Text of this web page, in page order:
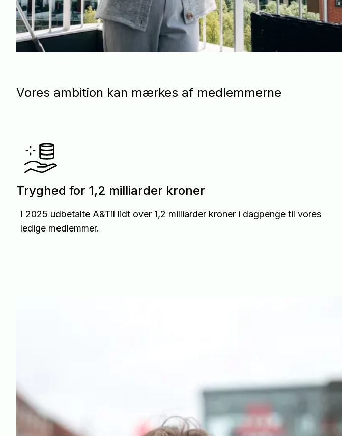
Vores ambition kan mærkes af medlemmerne
Tryghed for 1,2 milliarder kroner
I 2025 udbetalte A&Til lidt over 1,2 milliarder kroner i dagpenge til vores
ledige medlemmer.